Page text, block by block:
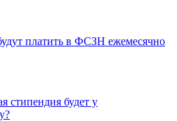
платить в ФСЗН ежемесячно
стипендия будет у